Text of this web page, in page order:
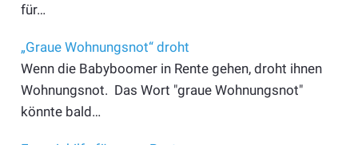
für…
„Graue Wohnungsnot“ droht
Wenn die Babyboomer in Rente gehen, droht ihnen
Wohnungsnot. Das Wort "graue Wohnungsnot"
könnte bald…